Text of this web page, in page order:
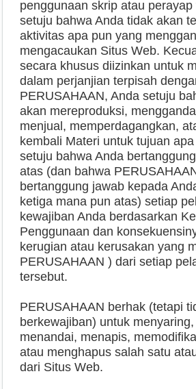
penggunaan skrip atau perayap
setuju bahwa Anda tidak akan
aktivitas apa pun yang
mengacaukan Situs Web.
secara khusus diizinkan untuk
dalam perjanjian terpisah
PERUSAHAAN, Anda setuju
akan mereproduksi,
menjual, memperdagangkan,
kembali Materi untuk tujuan
setuju bahwa Anda
atas (dan bahwa
bertanggung jawab kepada
ketiga mana pun atas) setiap
kewajiban Anda berdasarkan
Penggunaan dan
kerugian atau kerusakan yang
PERUSAHAAN ) dari setiap
tersebut.
PERUSAHAAN berhak (tetapi
berkewajiban) untuk
menandai, menapis,
atau menghapus salah satu
dari Situs Web.